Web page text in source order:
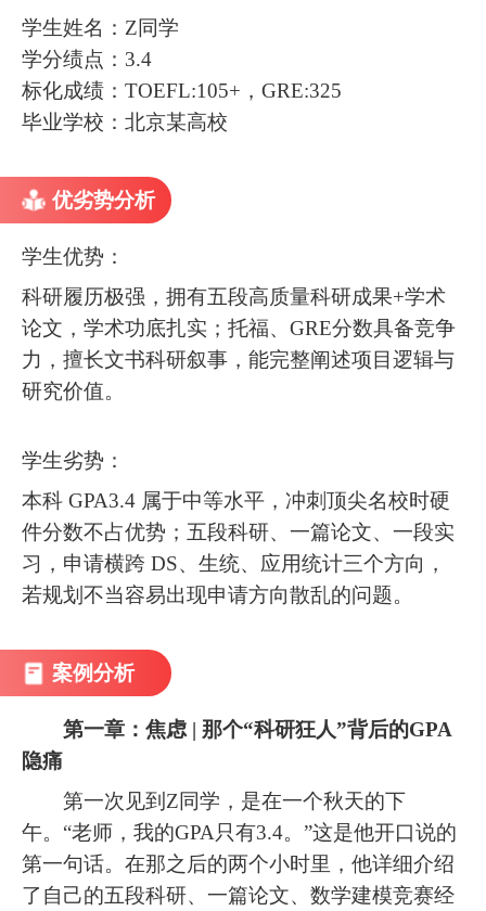
学生姓名：Z同学
学分绩点：3.4
标化成绩：TOEFL:105+，GRE:325
毕业学校：北京某高校
优劣势分析
学生优势：
科研履历极强，拥有五段高质量科研成果+学术
论文，学术功底扎实；托福、GRE分数具备竞争
力，擅长文书科研叙事，能完整阐述项目逻辑与
研究价值。
学生劣势：
本科 GPA3.4 属于中等水平，冲刺顶尖名校时硬
件分数不占优势；五段科研、一篇论文、一段实
习，申请横跨 DS、生统、应用统计三个方向，
若规划不当容易出现申请方向散乱的问题。
案例分析
第一章：焦虑 | 那个“科研狂人”背后的GPA
隐痛
第一次见到Z同学，是在一个秋天的下
午。“老师，我的GPA只有3.4。”这是他开口说的
第一句话。在那之后的两个小时里，他详细介绍
了自己的五段科研、一篇论文、数学建模竞赛经